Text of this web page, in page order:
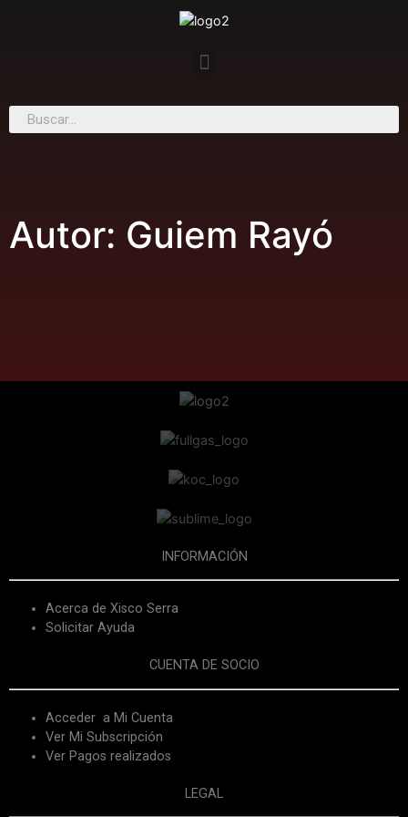
Autor: Guiem Rayó
INFORMACIÓN
Acerca de Xisco Serra
Solicitar Ayuda
CUENTA DE SOCIO
Acceder a Mi Cuenta
Ver Mi Subscripción
Ver Pagos realizados
LEGAL